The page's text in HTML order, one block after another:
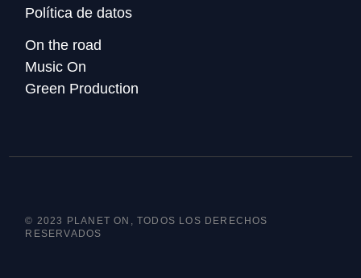
Política de datos
On the road
Music On
Green Production
© 2023 PLANET ON, TODOS LOS DERECHOS
RESERVADOS